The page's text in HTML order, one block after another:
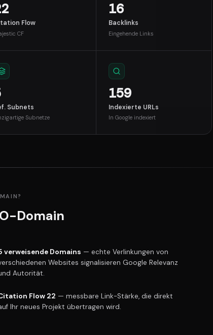
Flow
CF
16
Backlinks
Eingehende Links
Subnets
Subnetze
159
Indexierte URLs
In Google indexiert
Domain
verweisende Domains — echte Verlinkungen von
Websites signalisieren Google Relevanz
Autorität.
Flow 22 — messbare Link-Stärke, die direkt
Ihr neues Projekt übertragen wird.